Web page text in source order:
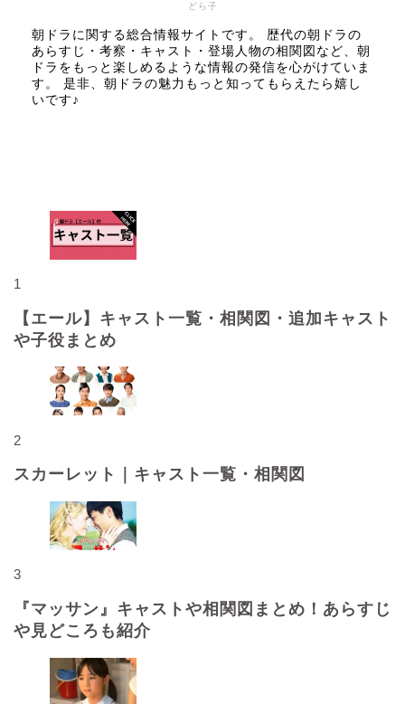
どら子
朝ドラに関する総合情報サイトです。 歴代の朝ドラの
あらすじ・考察・キャスト・登場人物の相関図など、朝
ドラをもっと楽しめるような情報の発信を心がけていま
す。 是非、朝ドラの魅力もっと知ってもらえたら嬉し
いです♪
1
【エール】キャスト一覧・相関図・追加キャスト
や子役まとめ
2
スカーレット｜キャスト一覧・相関図
3
『マッサン』キャストや相関図まとめ！あらすじ
や見どころも紹介